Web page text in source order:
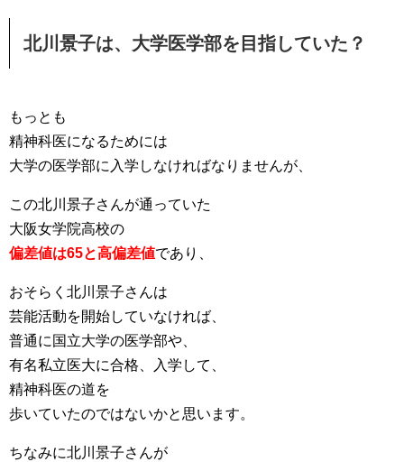
北川景子は、大学医学部を目指していた？
もっとも
精神科医になるためには
大学の医学部に入学しなければなりませんが、
この北川景子さんが通っていた
大阪女学院高校の
偏差値は65と高偏差値であり、
おそらく北川景子さんは
芸能活動を開始していなければ、
普通に国立大学の医学部や、
有名私立医大に合格、入学して、
精神科医の道を
歩いていたのではないかと思います。
ちなみに北川景子さんが